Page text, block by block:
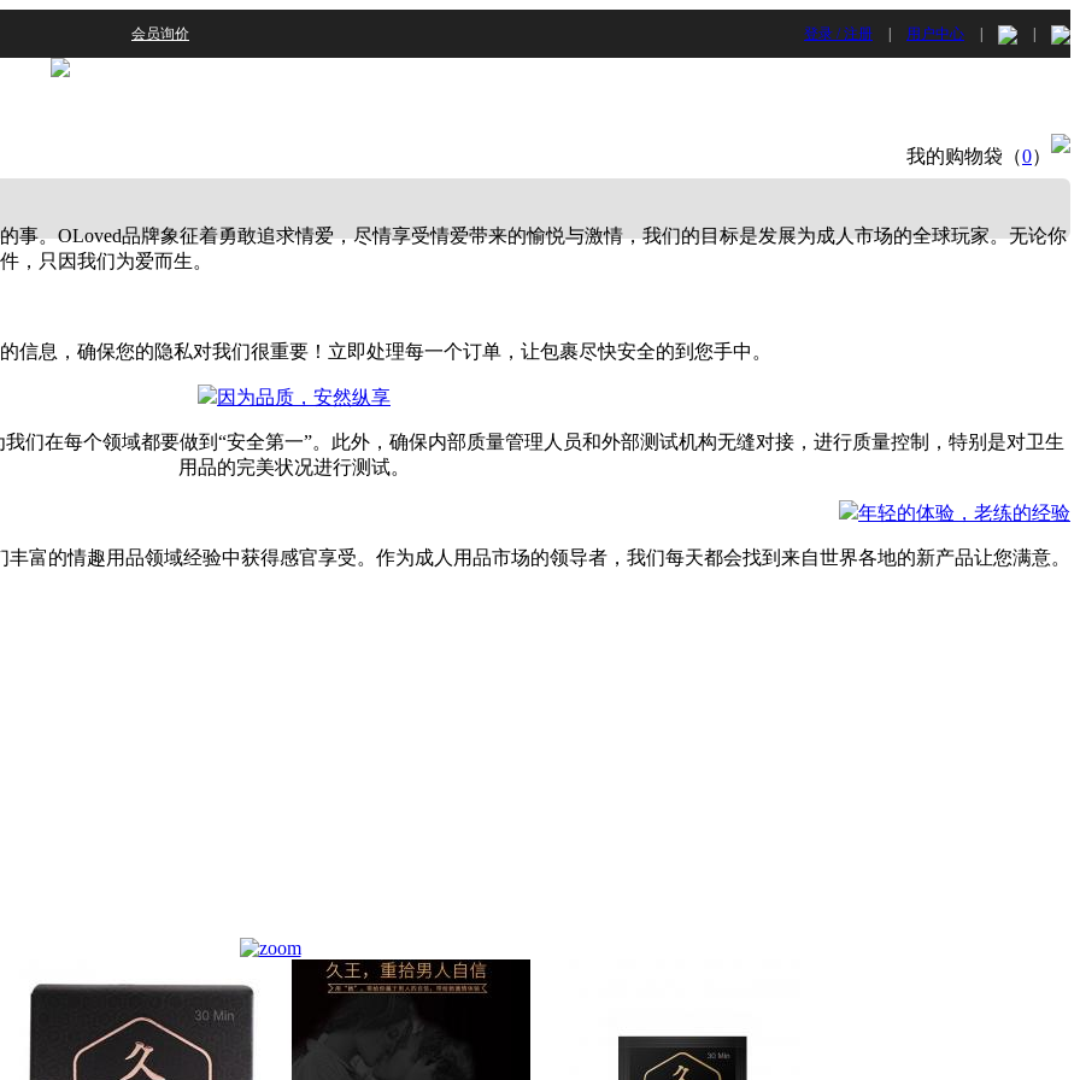
会员询价 登录 / 注册 用户中心
我的购物袋（0）
事。OLoved品牌象征着勇敢追求情爱，尽情享受情爱带来的愉悦与激情，我们的目标是发展为成人市场的全球玩家。无论你
，只因我们为爱而生。
息，确保您的隐私对我们很重要！立即处理每一个订单，让包裹尽快安全的到您手中。
因为品质，安然纵享
们在每个领域都要做到“安全第一”。此外，确保内部质量管理人员和外部测试机构无缝对接，进行质量控制，特别是对卫生
用品的完美状况进行测试。
年轻的体验，老练的经验
丰富的情趣用品领域经验中获得感官享受。作为成人用品市场的领导者，我们每天都会找到来自世界各地的新产品让您满意。